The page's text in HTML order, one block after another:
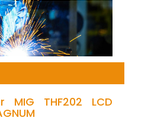
MIG THF202 LCD